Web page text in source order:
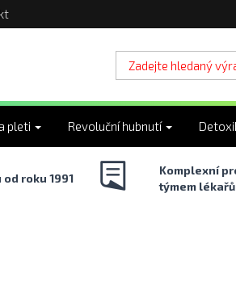
pleti Revoluční hubnutí
roku 1991
Komplexní
týmem lékařů